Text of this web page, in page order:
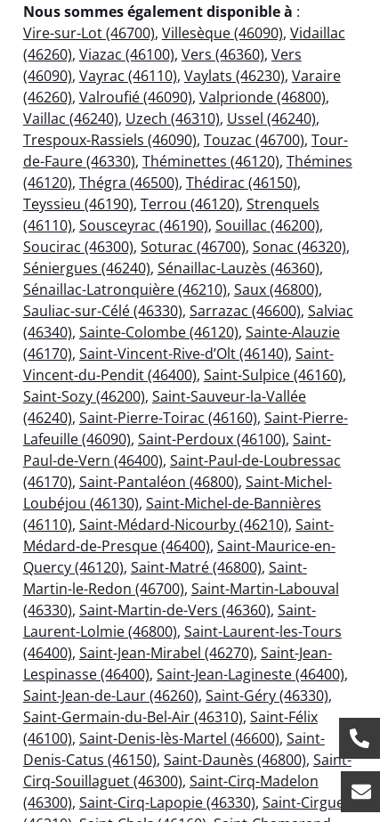
Nous sommes également disponible à :
Vire-sur-Lot (46700), Villesèque (46090), Vidaillac
(46260), Viazac (46100), Vers (46360), Vers
(46090), Vayrac (46110), Vaylats (46230), Varaire
(46260), Valroufié (46090), Valprionde (46800),
Vaillac (46240), Uzech (46310), Ussel (46240),
Trespoux-Rassiels (46090), Touzac (46700), Tour-
de-Faure (46330), Théminettes (46120), Thémines
(46120), Thégra (46500), Thédirac (46150),
Teyssieu (46190), Terrou (46120), Strenquels
(46110), Sousceyrac (46190), Souillac (46200),
Soucirac (46300), Soturac (46700), Sonac (46320),
Séniergues (46240), Sénaillac-Lauzès (46360),
Sénaillac-Latronquière (46210), Saux (46800),
Sauliac-sur-Célé (46330), Sarrazac (46600), Salviac
(46340), Sainte-Colombe (46120), Sainte-Alauzie
(46170), Saint-Vincent-Rive-d’Olt (46140), Saint-
Vincent-du-Pendit (46400), Saint-Sulpice (46160),
Saint-Sozy (46200), Saint-Sauveur-la-Vallée
(46240), Saint-Pierre-Toirac (46160), Saint-Pierre-
Lafeuille (46090), Saint-Perdoux (46100), Saint-
Paul-de-Vern (46400), Saint-Paul-de-Loubressac
(46170), Saint-Pantaléon (46800), Saint-Michel-
Loubéjou (46130), Saint-Michel-de-Bannières
(46110), Saint-Médard-Nicourby (46210), Saint-
Médard-de-Presque (46400), Saint-Maurice-en-
Quercy (46120), Saint-Matré (46800), Saint-
Martin-le-Redon (46700), Saint-Martin-Labouval
(46330), Saint-Martin-de-Vers (46360), Saint-
Laurent-Lolmie (46800), Saint-Laurent-les-Tours
(46400), Saint-Jean-Mirabel (46270), Saint-Jean-
Lespinasse (46400), Saint-Jean-Lagineste (46400),
Saint-Jean-de-Laur (46260), Saint-Géry (46330),
Saint-Germain-du-Bel-Air (46310), Saint-Félix
(46100), Saint-Denis-lès-Martel (46600), Saint-
Denis-Catus (46150), Saint-Daunès (46800), Saint-
Cirq-Souillaguet (46300), Saint-Cirq-Madelon
(46300), Saint-Cirq-Lapopie (46330), Saint-Cirgues